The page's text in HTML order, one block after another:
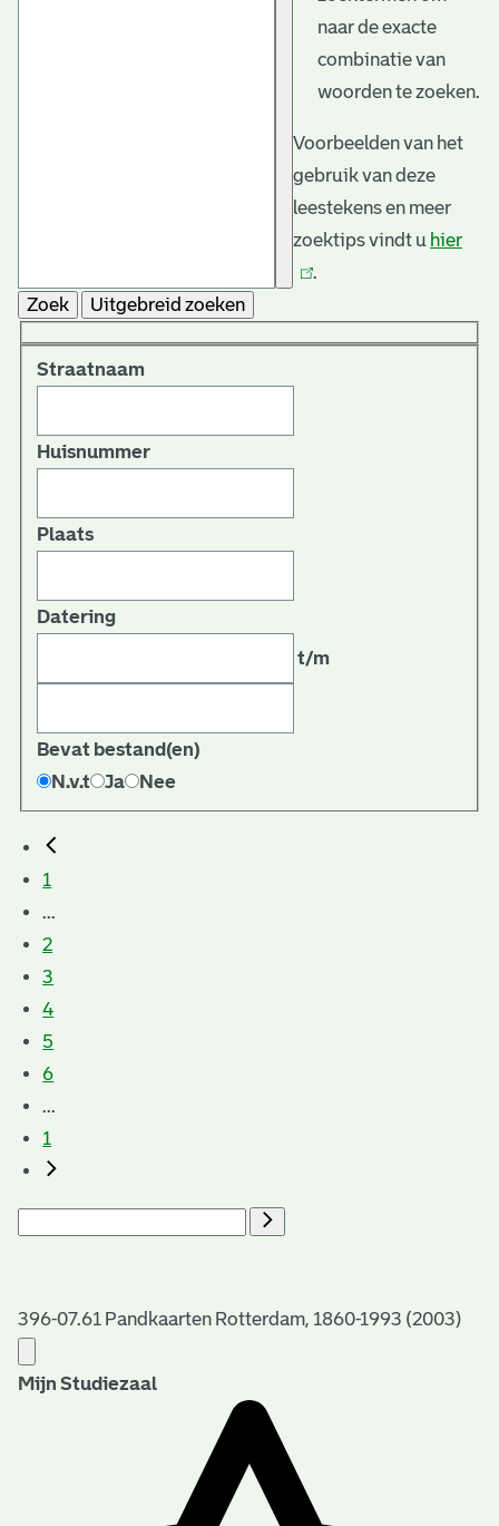
naar de exacte
combinatie van
woorden te zoeken.
Voorbeelden van het
gebruik van deze
leestekens en meer
zoektips vindt u hier
.
Zoek
Uitgebreid zoeken
Straatnaam
Huisnummer
Plaats
Datering
t/m
Bevat bestand(en)
N.v.t
Ja Nee
1
...
2
3
4
5
6
...
1
396-07.61 Pandkaarten Rotterdam, 1860-1993 (2003)
Mijn Studiezaal